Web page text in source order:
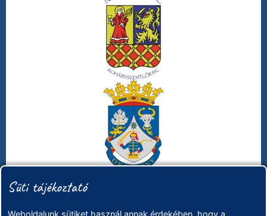
Süti tájékoztató
Weboldalunk sütiket használ annak érdekében, hogy a